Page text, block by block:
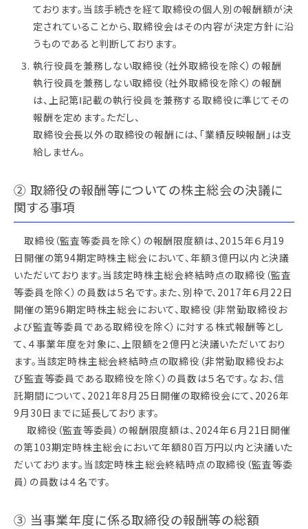
ております。当該手続きを経て取締役の個人別の報酬額が決
定されていることから、取締役会はその内容が決定方針に沿
うものであると判断しております。
執行役員を兼務しない取締役（社外取締役を除く）の報酬
執行役員を兼務しない取締役（社外取締役を除く）の報酬
は、上記第Ⅰ記載の執行役員を兼務する取締役に準じてその
報酬を定めます。ただし、
取締役会長以外の取締役の報酬には、「業績反映報酬」は支
給しません。
② 取締役の報酬等についての株主総会の決議に
関する事項
取締役（監査等委員を除く）の報酬限度額は、2015年６月19
日開催の第94期定時株主総会において、年額３億円以内と決議
いただいております。当該定時株主総会終結時点の取締役（監査
等委員を除く）の員数は５名です。また、別枠で、2017年６月22日
開催の第96期定時株主総会において、取締役（非常勤取締役お
よび監査等委員である取締役を除く）に対する株式報酬等とし
て、４事業年度を対象に、上限額を２億円と決議いただいており
ます。当該定時株主総会終結時点の取締役（非常勤取締役およ
び監査等委員である取締役を除く）の員数は５名です。なお、信
託期間について、2021年8月25日開催の取締役会にて、2026年
9月30日までに延長しております。
取締役（監査等委員）の報酬限度額は、2024年６月21日開催
の第103期定時株主総会において年額80百万円以内と決議いた
だいております。当該定時株主総会終結時点の取締役（監査等委
員）の員数は４名です。
③ 当事業年度に係る取締役の報酬等の総額